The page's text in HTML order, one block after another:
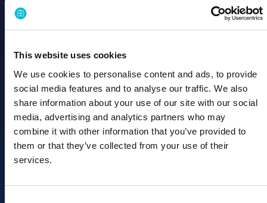
This website uses cookies
We use cookies to personalise content and ads, to provide
social media features and to analyse our traffic. We also
share information about your use of our site with our social
media, advertising and analytics partners who may
combine it with other information that you’ve provided to
them or that they’ve collected from your use of their
services.
Gracias al acceso a un inventario global y a un motor
de reservas fiable, Telepass puede ofrecer una
soporte operativo de BizAway para la asistencia al
cliente.
Leer más
Leer más